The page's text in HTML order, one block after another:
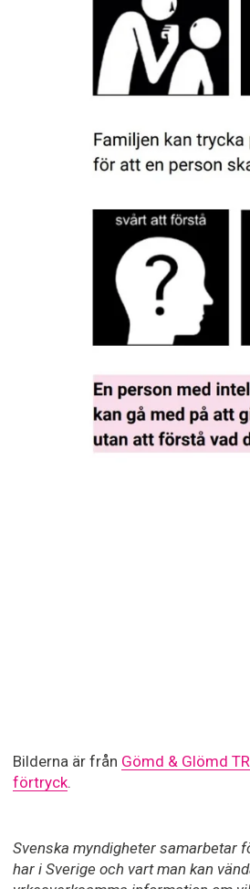
Bilderna är från Gömd & Glömd
förtryck.
Svenska myndigheter samarbetar
har i Sverige och vart man kan